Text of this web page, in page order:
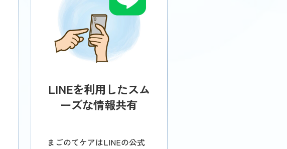
LINEを利用したスム
ーズな情報共有
まごのてケアはLINEの公式